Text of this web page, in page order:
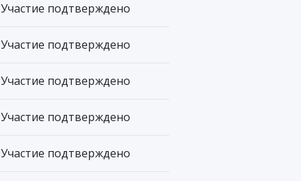
Участие подтверждено
Участие подтверждено
Участие подтверждено
Участие подтверждено
Участие подтверждено